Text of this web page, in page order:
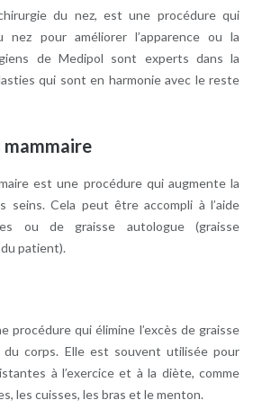
du nez, est une procédure qui
pour améliorer l’apparence ou la
de Medipol sont experts dans la
qui sont en harmonie avec le reste
est une procédure qui augmente la
seins. Cela peut être accompli à l’aide
ou de graisse autologue (graisse
patient).
procédure qui élimine l’excès de graisse
corps. Elle est souvent utilisée pour
à l’exercice et à la diète, comme
les cuisses, les bras et le menton.